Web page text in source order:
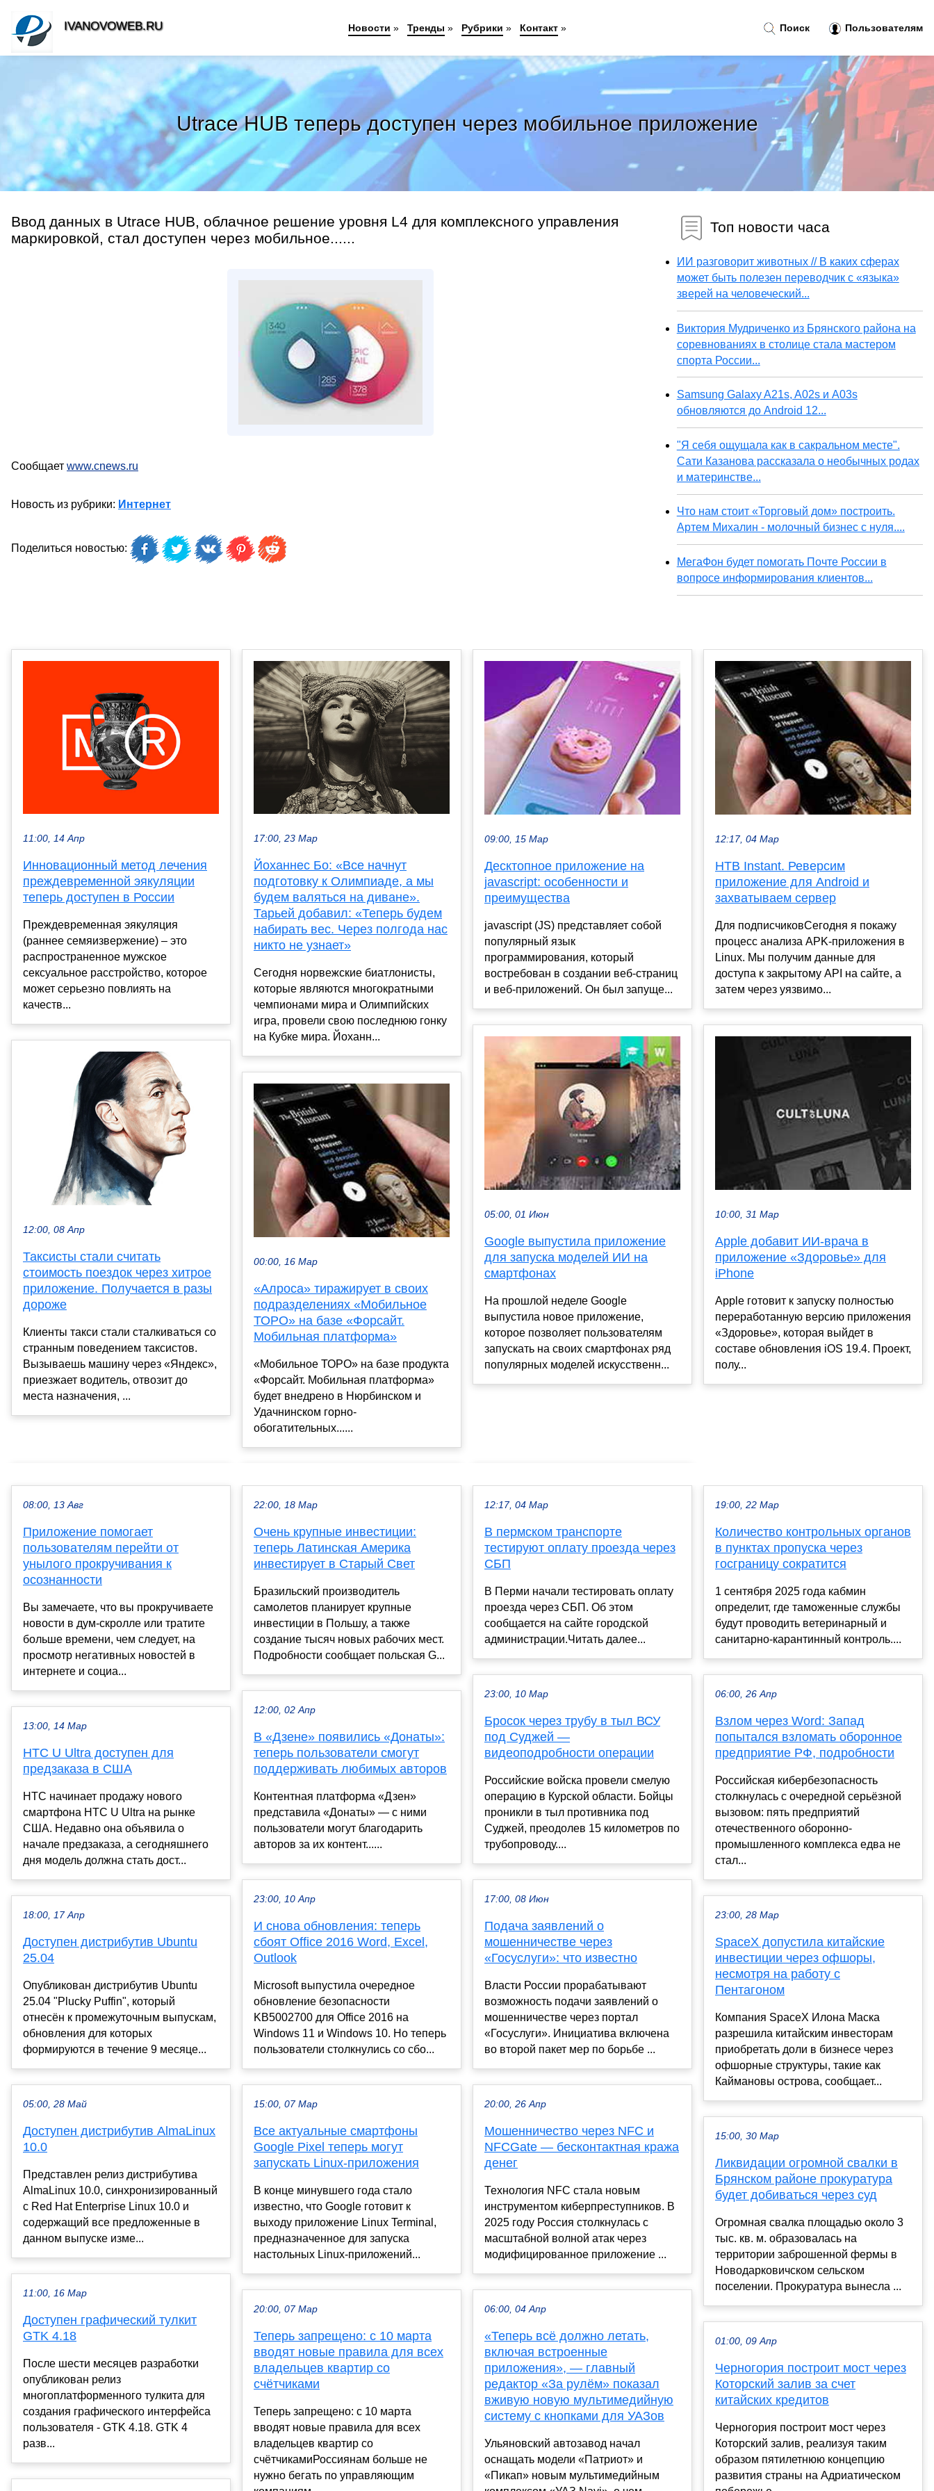
Utrace HUB теперь доступен через мобильное приложение
Ввод данных в Utrace HUB, облачное решение уровня L4 для комплексного управления
маркировкой, стал доступен через мобильное......
Сообщает www.cnews.ru
Новость из рубрики: Интернет
Поделиться новостью:
Топ новости часа
ИИ разговорит животных // В каких сферах
может быть полезен переводчик с «языка»
зверей на человеческий...
Виктория Мудриченко из Брянского района на
соревнованиях в столице стала мастером
спорта России...
Samsung Galaxy A21s, A02s и A03s
обновляются до Android 12...
"Я себя ощущала как в сакральном месте".
Сати Казанова рассказала о необычных родах
и материнстве...
Что нам стоит «Торговый дом» построить.
Артем Михалин - молочный бизнес с нуля....
МегаФон будет помогать Почте России в
вопросе информирования клиентов...
11:00, 14 Апр
Инновационный метод лечения
преждевременной эякуляции
теперь доступен в России
Преждевременная эякуляция
(раннее семяизвержение) – это
распространенное мужское
сексуальное расстройство, которое
может серьезно повлиять на
качеств...
12:00, 08 Апр
Таксисты стали считать
стоимость поездок через хитрое
приложение. Получается в разы
дороже
Клиенты такси стали сталкиваться со
странным поведением таксистов.
Вызываешь машину через «Яндекс»,
приезжает водитель, отвозит до
места назначения, ...
17:00, 23 Мар
Йоханнес Бо: «Все начнут
подготовку к Олимпиаде, а мы
будем валяться на диване».
Тарьей добавил: «Теперь будем
набирать вес. Через полгода нас
никто не узнает»
Сегодня норвежские биатлонисты,
которые являются многократными
чемпионами мира и Олимпийских
игра, провели свою последнюю гонку
на Кубке мира. Йоханн...
00:00, 16 Мар
«Алроса» тиражирует в своих
подразделениях «Мобильное
ТОРО» на базе «Форсайт.
Мобильная платформа»
«Мобильное ТОРО» на базе продукта
«Форсайт. Мобильная платформа»
будет внедрено в Нюрбинском и
Удачнинском горно-
обогатительных......
09:00, 15 Мар
Десктопное приложение на
jаvascript: особенности и
преимущества
jаvascript (JS) представляет собой
популярный язык
программирования, который
востребован в создании веб-страниц
и веб-приложений. Он был запуще...
05:00, 01 Июн
Google выпустила приложение
для запуска моделей ИИ на
смартфонах
На прошлой неделе Google
выпустила новое приложение,
которое позволяет пользователям
запускать на своих смартфонах ряд
популярных моделей искусственн...
12:17, 04 Мар
HTB Instant. Реверсим
приложение для Android и
захватываем сервер
Для подписчиковСегодня я покажу
процесс анализа APK-приложения в
Linux. Мы получим данные для
доступа к закрытому API на сайте, а
затем через уязвимо...
10:00, 31 Мар
Apple добавит ИИ-врача в
приложение «Здоровье» для
iPhone
Apple готовит к запуску полностью
переработанную версию приложения
«Здоровье», которая выйдет в
составе обновления iOS 19.4. Проект,
полу...
08:00, 13 Авг
Приложение помогает
пользователям перейти от
унылого прокручивания к
осознанности
Вы замечаете, что вы прокручиваете
новости в дум-скролле или тратите
больше времени, чем следует, на
просмотр негативных новостей в
интернете и социа...
13:00, 14 Мар
HTC U Ultra доступен для
предзаказа в США
HTC начинает продажу нового
смартфона HTC U Ultra на рынке
США. Недавно она объявила о
начале предзаказа, а сегодняшнего
дня модель должна стать дост...
18:00, 17 Апр
Доступен дистрибутив Ubuntu
25.04
Опубликован дистрибутив Ubuntu
25.04 "Plucky Puffin", который
отнесён к промежуточным выпускам,
обновления для которых
формируются в течение 9 месяце...
05:00, 28 Май
Доступен дистрибутив AlmaLinux
10.0
Представлен релиз дистрибутива
AlmaLinux 10.0, синхронизированный
c Red Hat Enterprise Linux 10.0 и
содержащий все предложенные в
данном выпуске изме...
11:00, 16 Мар
Доступен графический тулкит
GTK 4.18
После шести месяцев разработки
опубликован релиз
многоплатформенного тулкита для
создания графического интерфейса
пользователя - GTK 4.18. GTK 4
разв...
22:00, 18 Мар
Очень крупные инвестиции:
теперь Латинская Америка
инвестирует в Старый Свет
Бразильский производитель
самолетов планирует крупные
инвестиции в Польшу, а также
создание тысяч новых рабочих мест.
Подробности сообщает польская G...
12:00, 02 Апр
В «Дзене» появились «Донаты»:
теперь пользователи смогут
поддерживать любимых авторов
Контентная платформа «Дзен»
представила «Донаты» — с ними
пользователи могут благодарить
авторов за их контент......
23:00, 10 Апр
И снова обновления: теперь
сбоят Office 2016 Word, Excel,
Outlook
Microsoft выпустила очередное
обновление безопасности
KB5002700 для Office 2016 на
Windows 11 и Windows 10. Но теперь
пользователи столкнулись со сбо...
15:00, 07 Мар
Все актуальные смартфоны
Google Pixel теперь могут
запускать Linux-приложения
В конце минувшего года стало
известно, что Google готовит к
выходу приложение Linux Terminal,
предназначенное для запуска
настольных Linux-приложений...
20:00, 07 Мар
Теперь запрещено: с 10 марта
вводят новые правила для всех
владельцев квартир со
счётчиками
Теперь запрещено: с 10 марта
вводят новые правила для всех
владельцев квартир со
счётчикамиРоссиянам больше не
нужно бегать по управляющим
12:17, 04 Мар
В пермском транспорте
тестируют оплату проезда через
СБП
В Перми начали тестировать оплату
проезда через СБП. Об этом
сообщается на сайте городской
администрации.Читать далее...
23:00, 10 Мар
Бросок через трубу в тыл ВСУ
под Суджей —
видеоподробности операции
Российские войска провели смелую
операцию в Курской области. Бойцы
проникли в тыл противника под
Суджей, преодолев 15 километров по
трубопроводу....
17:00, 08 Июн
Подача заявлений о
мошенничестве через
«Госуслуги»: что известно
Власти России прорабатывают
возможность подачи заявлений о
мошенничестве через портал
«Госуслуги». Инициатива включена
во второй пакет мер по борьбе ...
20:00, 26 Апр
Мошенничество через NFC и
NFCGate — бесконтактная кража
денег
Технология NFC стала новым
инструментом киберпреступников. В
2025 году Россия столкнулась с
масштабной волной атак через
модифицированное приложение ...
06:00, 04 Апр
«Теперь всё должно летать,
включая встроенные
приложения», — главный
редактор «За рулём» показал
вживую новую мультимедийную
систему с кнопками для УАЗов
Ульяновский автозавод начал
оснащать модели «Патриот» и
«Пикап» новым мультимедийным
19:00, 22 Мар
Количество контрольных органов
в пунктах пропуска через
госграницу сократится
1 сентября 2025 года кабмин
определит, где таможенные службы
будут проводить ветеринарный и
санитарно-карантинный контроль....
06:00, 26 Апр
Взлом через Word: Запад
попытался взломать оборонное
предприятие РФ, подробности
Российская кибербезопасность
столкнулась с очередной серьёзной
вызовом: пять предприятий
отечественного оборонно-
промышленного комплекса едва не
стал...
23:00, 28 Мар
SpaceX допустила китайские
инвестиции через офшоры,
несмотря на работу с
Пентагоном
Компания SpaceX Илона Маска
разрешила китайским инвесторам
приобретать доли в бизнесе через
офшорные структуры, такие как
Каймановы острова, сообщает...
15:00, 30 Мар
Ликвидации огромной свалки в
Брянском районе прокуратура
будет добиваться через суд
Огромная свалка площадью около 3
тыс. кв. м. образовалась на
территории заброшенной фермы в
Новодарковичском сельском
поселении. Прокуратура вынесла ...
01:00, 09 Апр
Черногория построит мост через
Которский залив за счет
китайских кредитов
Черногория построит мост через
Которский залив, реализуя таким
образом пятилетнюю концепцию
развития страны на Адриатическом
Поиск Пользователям
IVANOVOWEB.RU Новости » Тренды » Рубрики » Контакт »